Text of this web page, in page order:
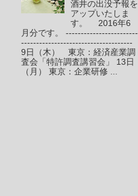
酒井の出没予報を
アップいたしま
す。 2016年6
月分です。 ------------------------
-------------------------------------
9日（木） 東京：経済産業調
査会「特許調査講習会」 13日
（月） 東京：企業研修 ...